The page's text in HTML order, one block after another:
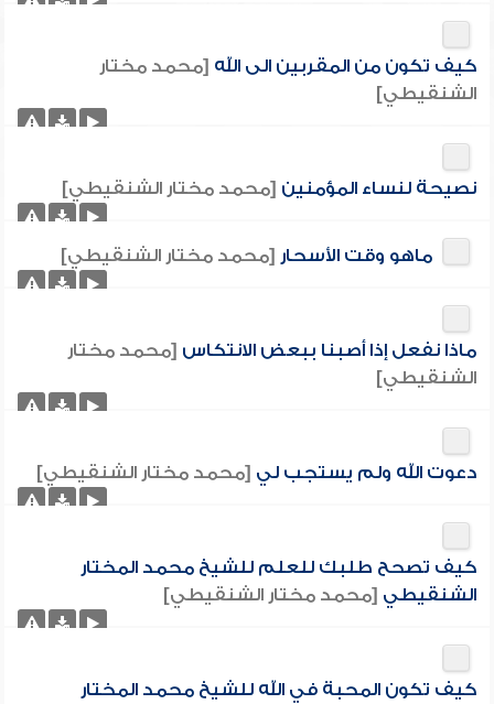
كيف تكون من المقربين الى الله [محمد مختار
الشنقيطي]
نصيحة لنساء المؤمنين [محمد مختار الشنقيطي]
ماهو وقت الأسحار [محمد مختار الشنقيطي]
ماذا نفعل إذا أصبنا ببعض الانتكاس [محمد مختار
الشنقيطي]
دعوت الله ولم يستجب لي [محمد مختار الشنقيطي]
كيف تصحح طلبك للعلم للشيخ محمد المختار
الشنقيطي [محمد مختار الشنقيطي]
كيف تكون المحبة في الله للشيخ محمد المختار